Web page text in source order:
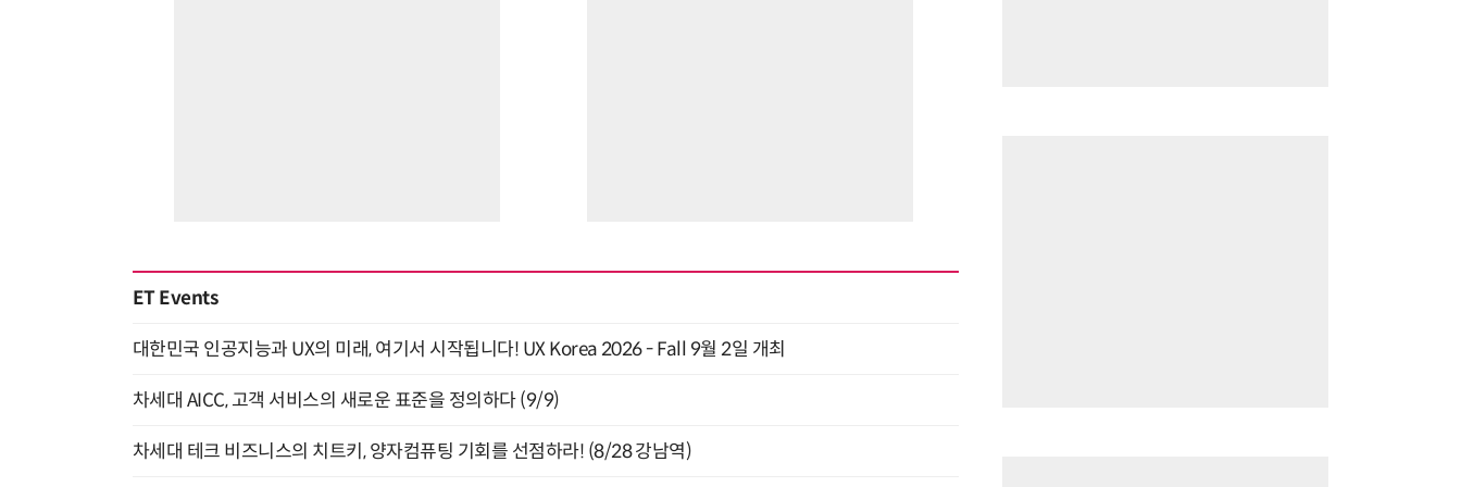
ET Events
대한민국 인공지능과 UX의 미래, 여기서 시작됩니다! UX Korea 2026 - Fall 9월 2일 개최
차세대 AICC, 고객 서비스의 새로운 표준을 정의하다 (9/9)
차세대 테크 비즈니스의 치트키, 양자컴퓨팅 기회를 선점하라! (8/28 강남역)